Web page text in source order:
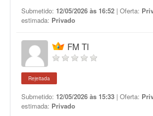
Submetido: 12/05/2026 às 16:52 | Oferta:
estimada: Privado
FM TI
Rejeitada
Submetido: 12/05/2026 às 15:33 | Oferta:
estimada: Privado